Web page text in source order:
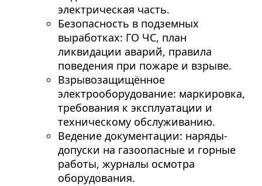
электрическая часть.
Безопасность в подземных
выработках: ГО ЧС, план
ликвидации аварий, правила
поведения при пожаре и взрыве.
Взрывозащищённое
электрооборудование: маркировка,
требования к эксплуатации и
техническому обслуживанию.
Ведение документации: наряды-
допуски на газоопасные и горные
работы, журналы осмотра
оборудования.